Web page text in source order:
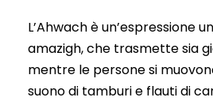
L’Ahwach è un’espressione
amazigh, che trasmette sia
mentre le persone si
suono di tamburi e flauti di